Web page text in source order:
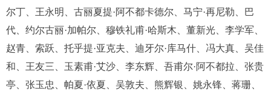
尔丁、王永明、古丽夏提·阿不都卡德尔、马宁·再尼勒、巴
代、约尔古丽·加帕尔、穆铁礼甫·哈斯木、董新光、李学军、
赵青、索跃、托乎提·亚克夫、迪牙尔·库马什、冯大真、吴佳
和、王友三、玉素甫·艾沙、李东辉、吾甫尔·阿不都拉、张贵
亭、张玉忠、帕夏·依夏、吴敦夫、熊辉银、姚永锋、蒋珊、